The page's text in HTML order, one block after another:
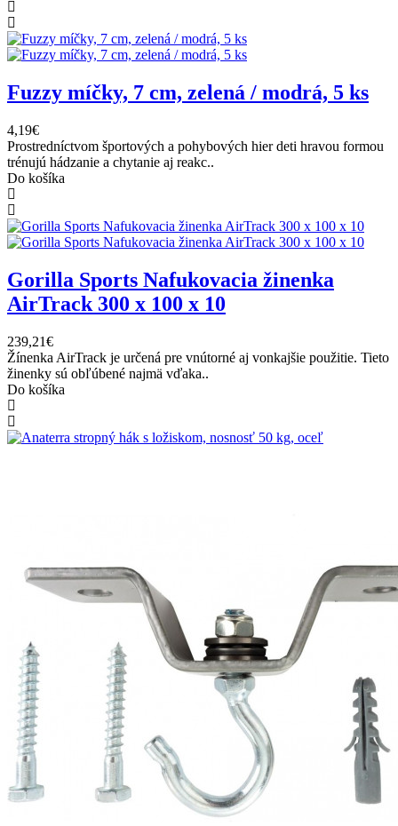
Fuzzy míčky, 7 cm, zelená / modrá, 5 ks
4,19€
Prostredníctvom športových a pohybových hier deti hravou formou
trénujú hádzanie a chytanie aj reakc..
Do košíka
Gorilla Sports Nafukovacia žinenka
AirTrack 300 x 100 x 10
239,21€
Žínenka AirTrack je určená pre vnútorné aj vonkajšie použitie. Tieto
žinenky sú obľúbené najmä vďaka..
Do košíka